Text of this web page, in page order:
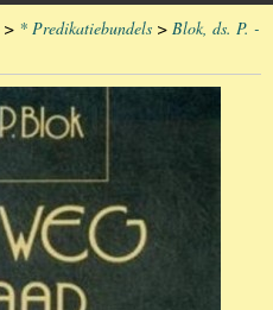
> * Predikatiebundels > Blok, ds. P. -